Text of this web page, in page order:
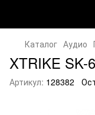
Каталог Аудио
XTRIKE SK-
Артикул: 128382